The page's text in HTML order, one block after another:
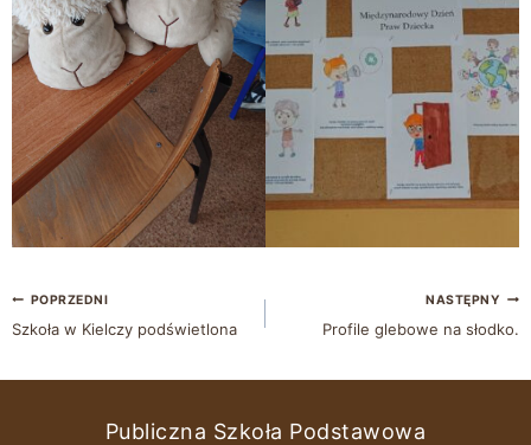
POPRZEDNI
Szkoła w Kielczy podświetlona
NASTĘPNY
Profile glebowe na słodko.
Publiczna Szkoła Podstawowa